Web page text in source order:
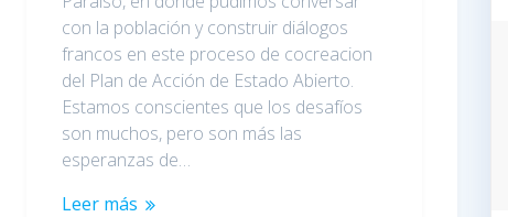
con la población y construir diálogos
francos en este proceso de cocreacion
del Plan de Acción de Estado Abierto.
Estamos conscientes que los desafíos
son muchos, pero son más las
esperanzas de…
Leer más